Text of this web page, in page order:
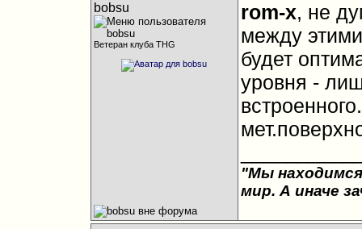
bobsu
Ветеран клуба THG
rom-x, не
между
будет
уровня -
"Мы
мир. А иначе